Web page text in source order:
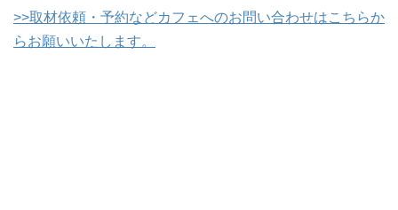
>>取材依頼・予約などカフェへのお問い合わせはこちらか
らお願いいたします。